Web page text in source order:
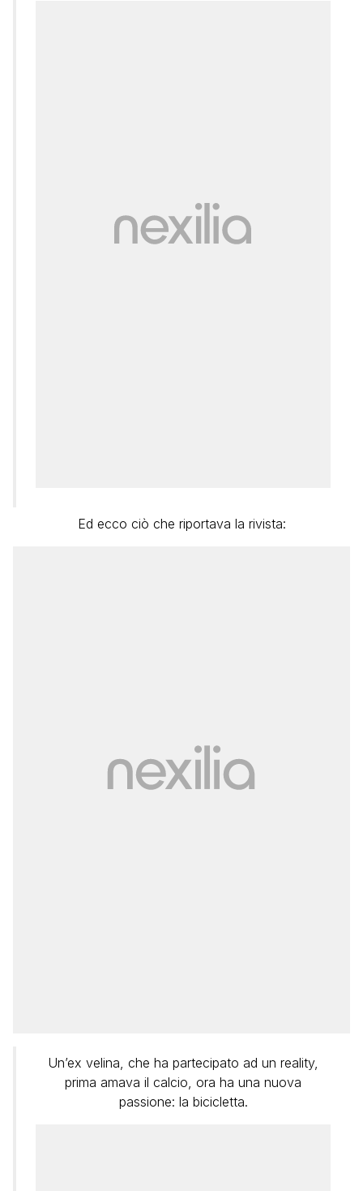
Ed ecco ciò che riportava la rivista:
Un’ex velina, che ha partecipato ad un reality,
prima amava il calcio, ora ha una nuova
passione: la bicicletta.